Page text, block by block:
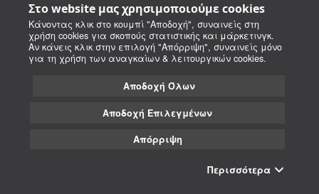
Στο website μας χρησιμοποιούμε cookies
Κάνοντας κλικ στο κουμπί "Αποδοχή", συναινείς στη
χρήση cookies για σκοπούς στατιστικής και μάρκετινγκ.
Αν κάνεις κλικ στην επιλογή "Απόρριψη", συναινείς μόνο
για τη χρήση των αναγκαίων & λειτουργικών cookies.
Αποδοχή Όλων
Αποδοχή Επιλεγμένων
Απόρριψη
Περισσότερα